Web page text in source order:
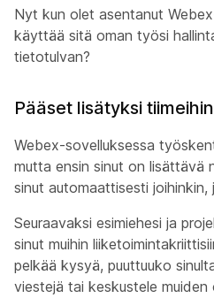
Nyt kun olet asentanut
käyttää sitä oman työsi
tietotulvan?
Pääset lisätyksi
Webex-sovelluksessa
mutta ensin sinut on lisättävä
sinut automaattisesti
Seuraavaksi esimiehesi ja
sinut muihin
pelkää kysyä, puuttuuko
viestejä tai keskustele